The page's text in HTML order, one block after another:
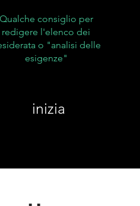
Qualche consiglio per
redigere l'elenco dei
o "analisi delle
esigenze"
inizia